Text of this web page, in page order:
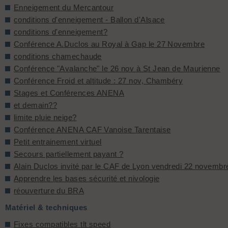
Enneigement du Mercantour
conditions d'enneigement - Ballon d'Alsace
conditions d'enneigement?
Conférence A.Duclos au Royal à Gap le 27 Novembre
conditions chamechaude
Conférence "Avalanche" le 26 nov à St Jean de Maurienne
Conférence Froid et altitude : 27 nov, Chambéry
Stages et Conférences ANENA
et demain??
limite pluie neige?
Conférence ANENA CAF Vanoise Tarentaise
Petit entrainement virtuel
Secours partiellement payant ?
Alain Duclos invité par le CAF de Lyon vendredi 22
Apprendre les bases sécurité et nivologie
réouverture du BRA
Matériel & techniques
Fixes compatibles tlt speed